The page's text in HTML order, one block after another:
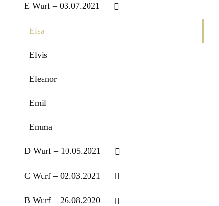
E Wurf – 03.07.2021
Elsa
Elvis
Eleanor
Emil
Emma
D Wurf – 10.05.2021
C Wurf – 02.03.2021
B Wurf – 26.08.2020